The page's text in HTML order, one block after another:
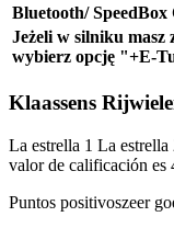
Bluetooth/ SpeedBox
Jeżeli w silniku masz
wybierz opcję "+E-
Klaassens
La estrella 1 La estrella
valor de calificación es
Puntos positivoszeer